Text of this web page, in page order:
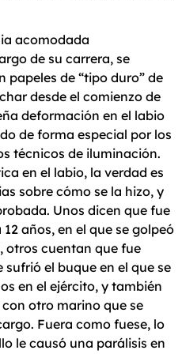
acomodada
de su carrera, se
papeles de “tipo duro” de
desde el comienzo de
deformación en el labio
de forma especial por los
técnicos de iluminación.
en el labio, la verdad es
sobre cómo se la hizo, y
Unos dicen que fue
años, en el que se golpeó
otros cuentan que fue
el buque en el que se
en el ejército, y también
otro marino que se
Fuera como fuese, lo
le causó una parálisis en